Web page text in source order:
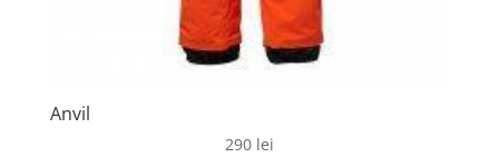
Anvil
290 lei